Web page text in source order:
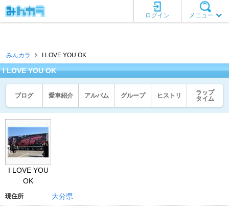
メニュー
ログイン
みんカラ I LOVE YOU OK
I LOVE YOU OK
ブログ 愛車紹介 アルバム グループ ヒストリ
ラップ
タイム
I LOVE YOU
OK
現住所 大分県